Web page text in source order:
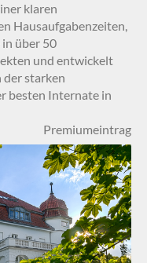
klaren
Hausaufgabenzeiten,
über 50
und entwickelt
der starken
besten Internate in
Premiumeintrag